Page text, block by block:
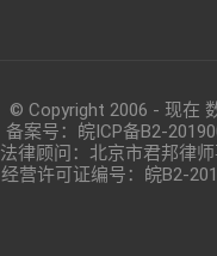
© Copyright 2006 - 现在
备案号： 皖ICP备B2-
法律顾问：北京市君邦律
经营许可证编号：皖B2-